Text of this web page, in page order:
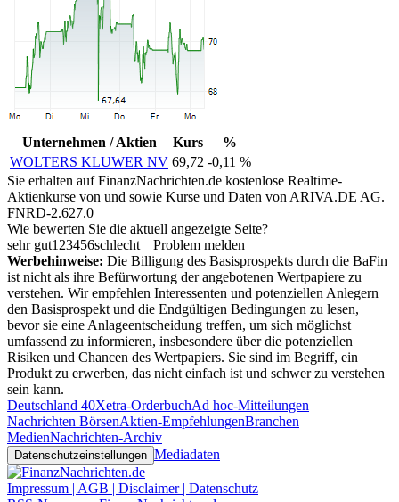
Unternehmen / Aktien Kurs
%
WOLTERS KLUWER NV 69,72 -0,11 %
Sie erhalten auf FinanzNachrichten.de kostenlose Realtime-
Aktienkurse von und sowie Kurse und Daten von ARIVA.DE AG.
FNRD-2.627.0
Wie bewerten Sie die aktuell angezeigte Seite?
sehr gut1 23456schlecht
Problem melden
Werbehinweise: Die Billigung des Basisprospekts durch die BaFin
ist nicht als ihre Befürwortung der angebotenen Wertpapiere zu
verstehen. Wir empfehlen Interessenten und potenziellen Anlegern
den Basisprospekt und die Endgültigen Bedingungen zu lesen,
bevor sie eine Anlageentscheidung treffen, um sich möglichst
umfassend zu informieren, insbesondere über die potenziellen
Risiken und Chancen des Wertpapiers. Sie sind im Begriff, ein
Produkt zu erwerben, das nicht einfach ist und schwer zu verstehen
sein kann.
Deutschland 40Xetra-OrderbuchAd hoc-Mitteilungen
Nachrichten BörsenAktien-EmpfehlungenBranchen
MedienNachrichten-Archiv
Datenschutzeinstellungen Mediadaten
Impressum | AGB | Disclaimer | Datenschutz